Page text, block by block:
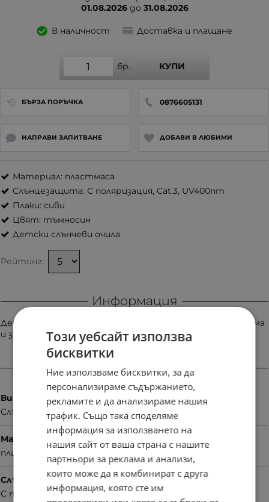
01.08.2026 до 31.08.2026
В наличност Доставка и плащане
бр. КУПИ
БЪРЗА ПОРЪЧКА 0876605131
НАПРАВИ ЗАПИТВАНЕ ДОБАВИ В ЛЮБИМИ
Материал: пластмаса
Слънцезащита: С поляризация, Cat.3, UV400nm
Плаки: сиви
Цвят: тъмносин
Детски слънчеви очила
Рейтинг:
Информация
Детски слънчеви очила Corrado S-8347 с динамична форма
и забавен стил. Създадени за движение и игри.
Характеристики
Вид
Слънчеви
Материал
пластмаса
Слънцезащита
С поляризация
Този уебсайт използва
бисквитки
Ние използваме бисквитки, за да
персонализираме съдържанието,
рекламите и да анализираме нашия
трафик. Също така споделяме
информация за използването на
нашия сайт от ваша страна с нашите
партньори за реклама и анализи,
които може да я комбинират с друга
информация, която сте им